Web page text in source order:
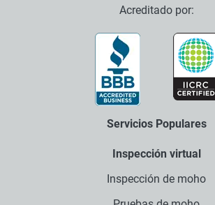
Acreditado por:
Servicios Populares
Inspección virtual
Inspección de moho